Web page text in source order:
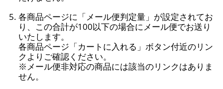
各商品ページに「メール便判定量」が設定されてお
り、この合計が100以下の場合にメール便でお送り
いたします。
各商品ページ「カートに入れる」ボタン付近のリン
クよりご確認ください。
※メール便非対応の商品には該当のリンクはありま
せん。